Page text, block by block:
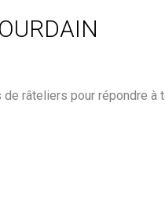
râteliers pour répondre à